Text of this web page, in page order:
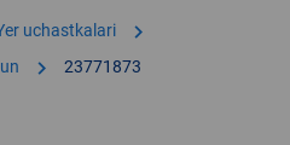
uchastkalari chevron_right
chevron_right 23771873